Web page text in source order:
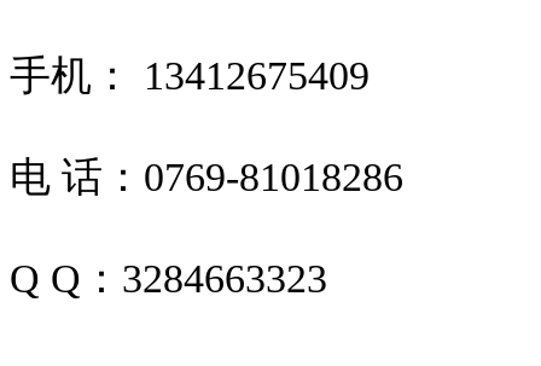
手机： 13412675409
电 话：0769-81018286
Q Q：3284663323